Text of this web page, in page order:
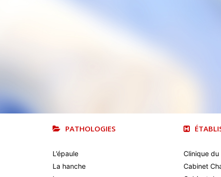
PATHOLOGIES
L’épaule
La hanche
Clinique
Cabinet